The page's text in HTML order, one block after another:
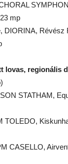
mp
DIORINA, Révész
lovas, regionális
STATHAM,
TOLEDO,
CASELLO,